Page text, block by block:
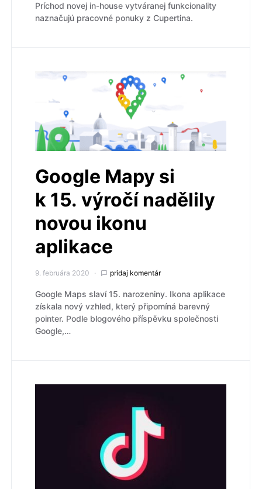
Príchod novej in-house vytváranej funkcionality
naznačujú pracovné ponuky z Cupertina.
Google Mapy si
k 15. výročí nadělily
novou ikonu
aplikace
9. februára 2020 pridaj komentár
Google Maps slaví 15. narozeniny. Ikona aplikace
získala nový vzhled, který připomíná barevný
pointer. Podle blogového příspěvku společnosti
Google,…